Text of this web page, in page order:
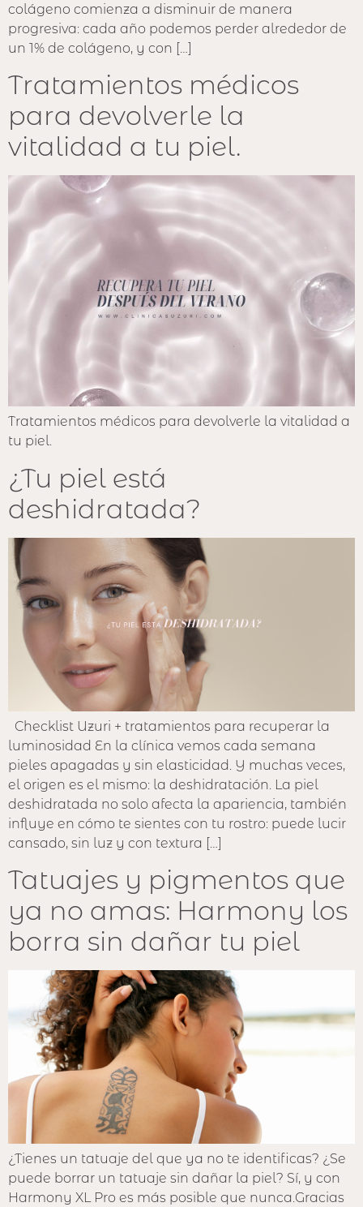
colágeno comienza a disminuir de manera
progresiva: cada año podemos perder alrededor de
un 1% de colágeno, y con […]
Tratamientos médicos
para devolverle la
vitalidad a tu piel.
Tratamientos médicos para devolverle la vitalidad a
tu piel.
¿Tu piel está
deshidratada?
Checklist Uzuri + tratamientos para recuperar la
luminosidad En la clínica vemos cada semana
pieles apagadas y sin elasticidad. Y muchas veces,
el origen es el mismo: la deshidratación. La piel
deshidratada no solo afecta la apariencia, también
influye en cómo te sientes con tu rostro: puede lucir
cansado, sin luz y con textura […]
Tatuajes y pigmentos que
ya no amas: Harmony los
borra sin dañar tu piel
¿Tienes un tatuaje del que ya no te identificas? ¿Se
puede borrar un tatuaje sin dañar la piel? Sí, y con
Harmony XL Pro es más posible que nunca.Gracias